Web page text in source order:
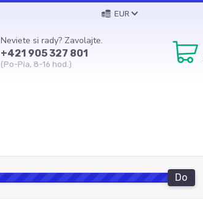
EUR
Neviete si rady? Zavolajte.
+421 905 327 801
(Po-Pia, 8-16 hod.)
Do